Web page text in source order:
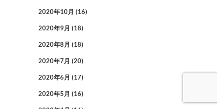
2020年10月 (16)
2020年9月 (18)
2020年8月 (18)
2020年7月 (20)
2020年6月 (17)
2020年5月 (16)